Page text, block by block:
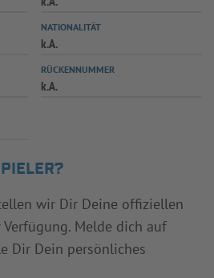
SPIELPLUS
NATIONALITÄT
k.A.
RÜCKENNUMMER
k.A.
wir Dir Deine offiziellen
Melde dich auf
Dir Dein persönliches